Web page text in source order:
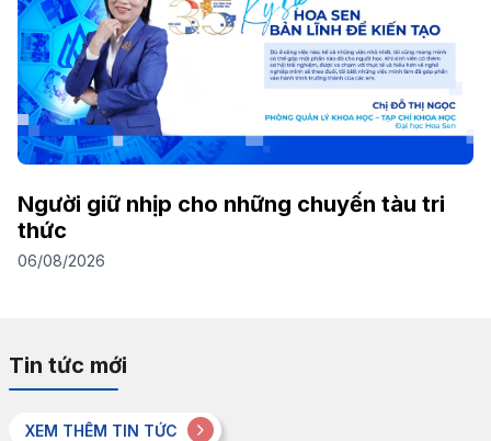
Người giữ nhịp cho những chuyến tàu tri
thức
06/08/2026
Tin tức mới
XEM THÊM TIN TỨC